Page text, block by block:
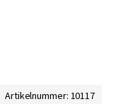
Artikelnummer: 10117